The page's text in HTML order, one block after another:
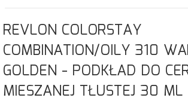
REVLON COLORSTAY
COMBINATION/OILY 310
GOLDEN - PODKŁAD DO
MIESZANEJ TŁUSTEJ 30 ML